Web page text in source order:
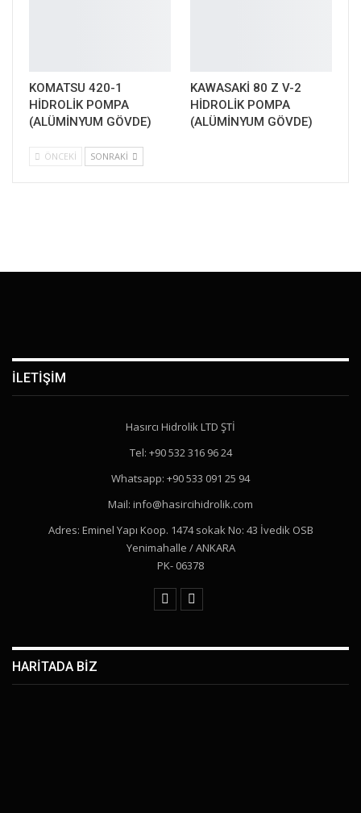
KOMATSU 420-1
HİDROLİK POMPA
(ALÜMİNYUM GÖVDE)
KAWASAKİ 80 Z V-2
HİDROLİK POMPA
(ALÜMİNYUM GÖVDE)
ÖNCEKI SONRAKI
İLETIŞIM
Hasırcı Hidrolik LTD ŞTİ
Tel: +90 532 316 96 24
Whatsapp: +90 533 091 25 94
Mail: info@hasircihidrolik.com
Adres: Eminel Yapı Koop. 1474 sokak No: 43 İvedik OSB
Yenimahalle / ANKARA
PK- 06378
HARİTADA BİZ